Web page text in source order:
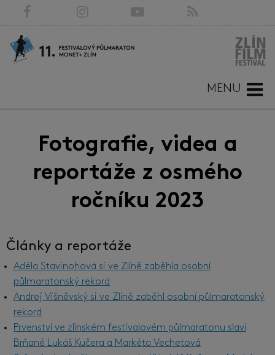
MENU
Fotografie, videa a
reportáže z osmého
ročníku 2023
Články a reportáže
Adéla Stavinohová si ve Zlíně zaběhla osobní
půlmaratonský rekord
Andrej Višněvský si ve Zlíně zaběhl osobní půlmaratonský
rekord
Prvenství ve zlínském festivalovém půlmaratonu slaví
Brňané Lukáš Kučera a Markéta Vechetová